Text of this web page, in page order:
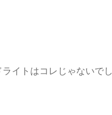
イトはコレじゃないでし